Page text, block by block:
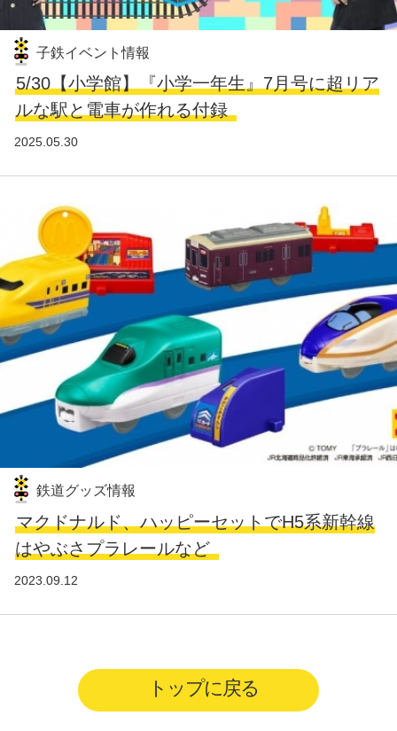
子鉄イベント情報
5/30【小学館】『小学一年生』7月号に超リア
ルな駅と電車が作れる付録
2025.05.30
鉄道グッズ情報
マクドナルド、ハッピーセットでH5系新幹線
はやぶさプラレールなど
2023.09.12
トップに戻る